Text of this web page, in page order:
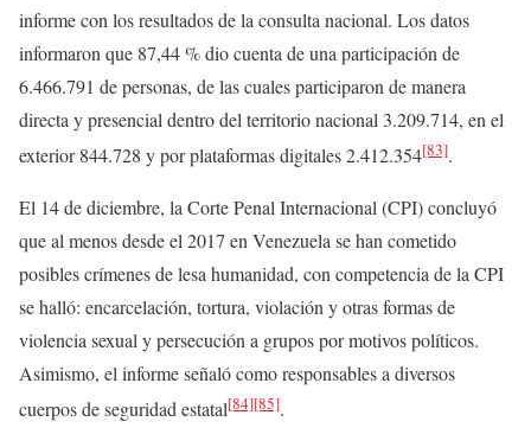
informe con los resultados de la consulta nacional. Los datos
informaron que 87,44 % dio cuenta de una participación de
6.466.791 de personas, de las cuales participaron de manera
directa y presencial dentro del territorio nacional 3.209.714, en el
exterior 844.728 y por plataformas digitales 2.412.354[83].
El 14 de diciembre, la Corte Penal Internacional (CPI) concluyó
que al menos desde el 2017 en Venezuela se han cometido
posibles crímenes de lesa humanidad, con competencia de la CPI
se halló: encarcelación, tortura, violación y otras formas de
violencia sexual y persecución a grupos por motivos políticos.
Asimismo, el informe señaló como responsables a diversos
cuerpos de seguridad estatal[84][85].